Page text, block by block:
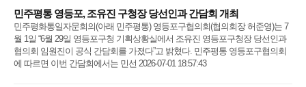
민주평통 영등포, 조유진 구청장 당선인과 간담회 개최
민주평화통일자문회의(아래 민주평통) 영등포구협의회(협의회장 허준영)는 7
월 1일 “6월 29일 영등포구청 기획상황실에서 조유진 영등포구청장 당선인과
협의회 임원진이 공식 간담회를 가졌다”고 밝혔다. 민주평통 영등포구협의회
에 따르면 이번 간담회에서는 민선 2026-07-01 18:57:43